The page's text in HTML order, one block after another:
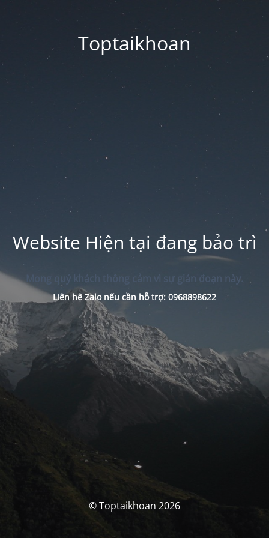
Toptaikhoan
Website Hiện tại đang bảo trì
Mong quý khách thông cảm vì sự gián đoạn này.
Liên hệ Zalo nếu cần hỗ trợ: 0968898622
© Toptaikhoan 2026